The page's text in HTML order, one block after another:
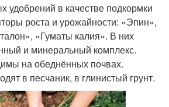
удобрений в качестве подкормки
роста и урожайности: «Эпин»,
«Гуматы калия». В них
и минеральный комплекс.
на обеднённых почвах.
в песчаник, в глинистый грунт.